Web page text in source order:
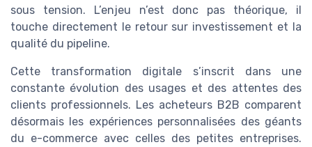
sous tension. L’enjeu n’est donc pas théorique, il
touche directement le retour sur investissement et la
qualité du pipeline.
Cette transformation digitale s’inscrit dans une
constante évolution des usages et des attentes des
clients professionnels. Les acheteurs B2B comparent
désormais les expériences personnalisées des géants
du e-commerce avec celles des petites entreprises.